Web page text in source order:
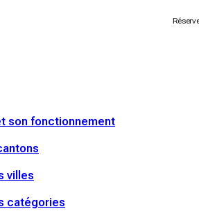
son fonctionnement
villes
catégories